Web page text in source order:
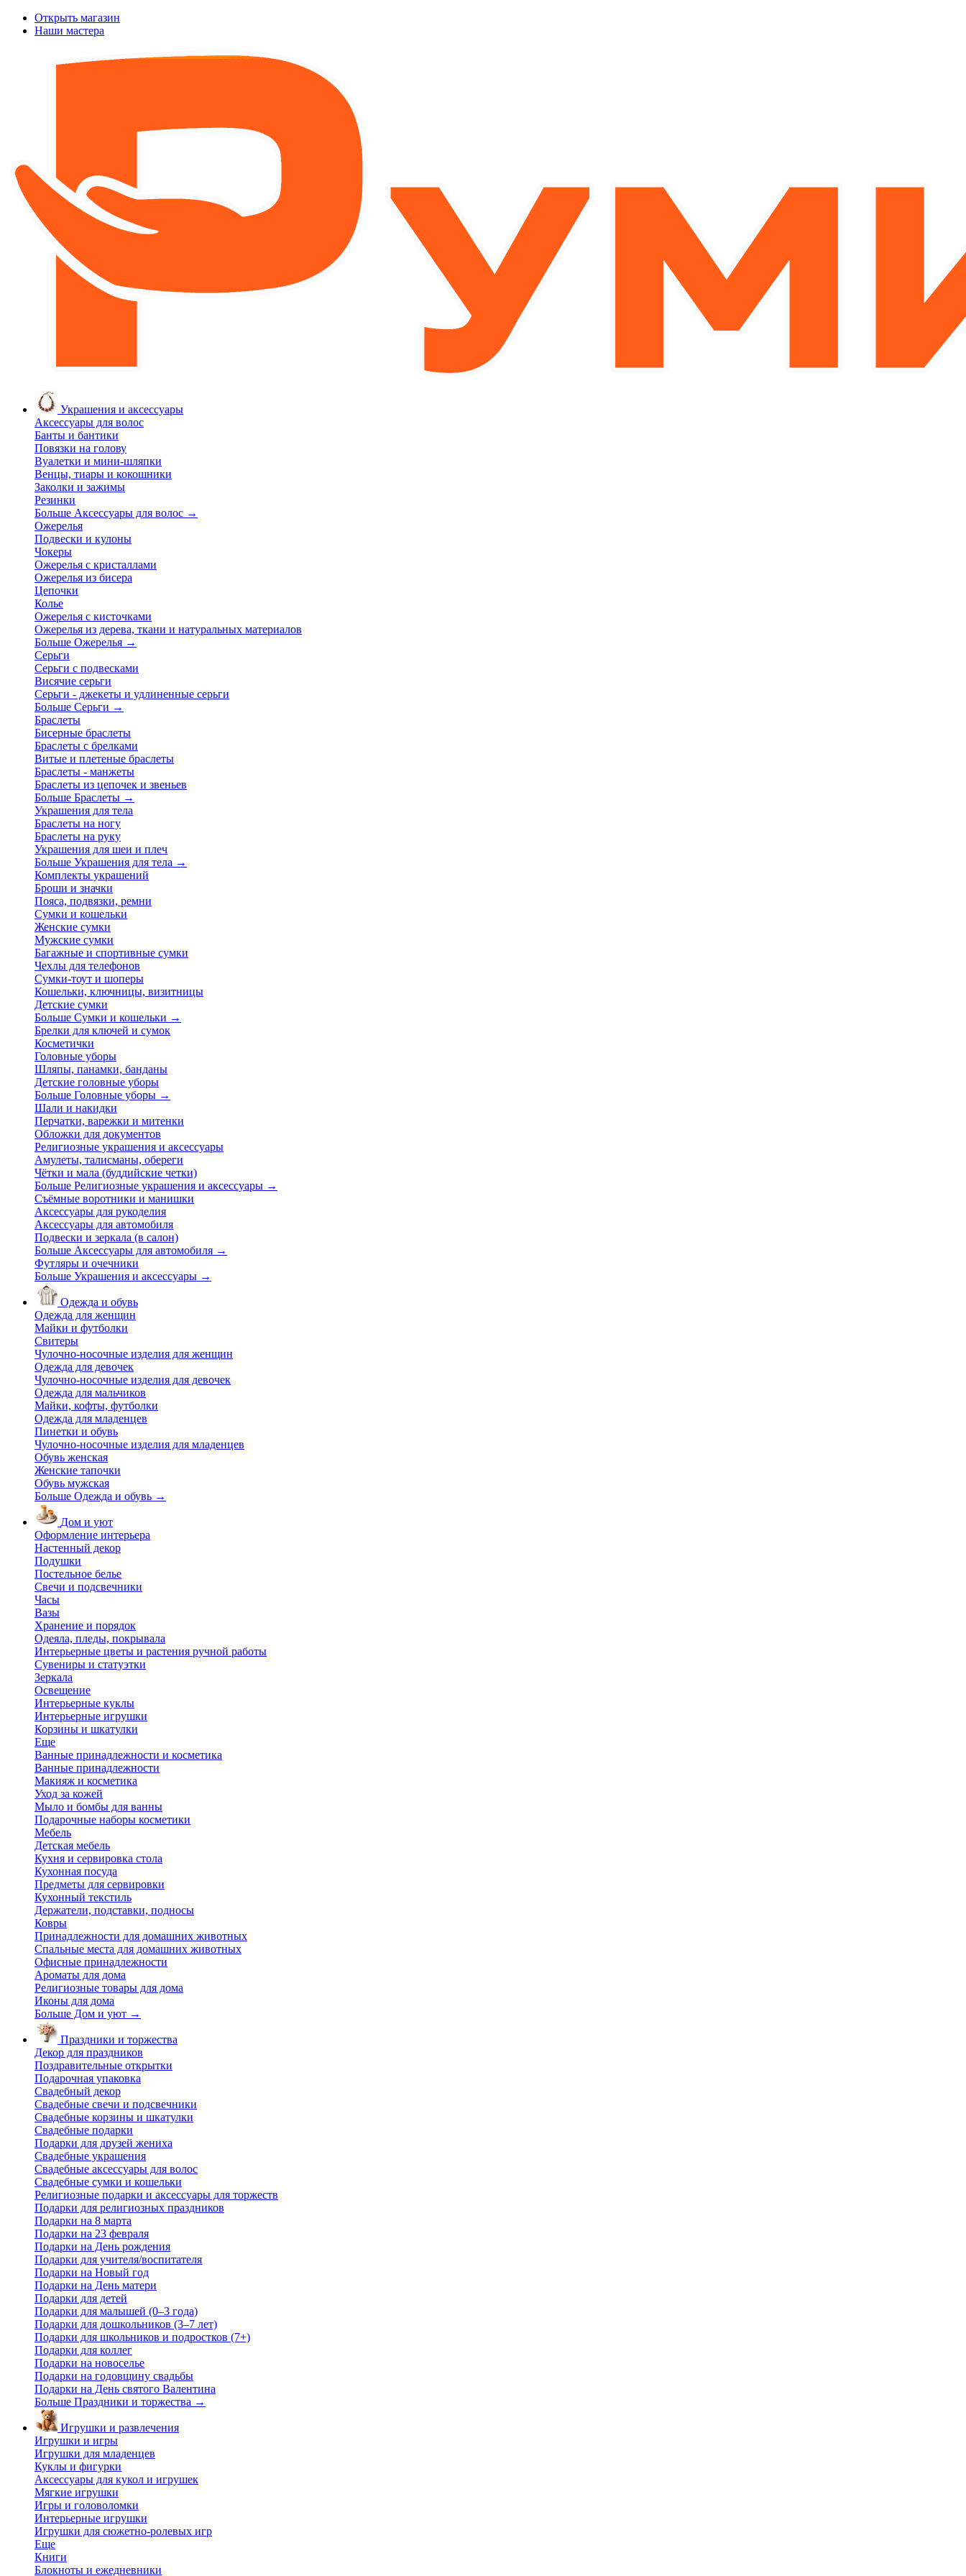
Открыть магазин
Наши мастера
Украшения и аксессуары
Аксессуары для волос
Банты и бантики
Повязки на голову
Вуалетки и мини-шляпки
Венцы, тиары и кокошники
Заколки и зажимы
Резинки
Больше Аксессуары для волос →
Ожерелья
Подвески и кулоны
Чокеры
Ожерелья с кристаллами
Ожерелья из бисера
Цепочки
Колье
Ожерелья с кисточками
Ожерелья из дерева, ткани и натуральных материалов
Больше Ожерелья →
Серьги
Серьги с подвесками
Висячие серьги
Серьги - джекеты и удлиненные серьги
Больше Серьги →
Браслеты
Бисерные браслеты
Браслеты с брелками
Витые и плетеные браслеты
Браслеты - манжеты
Браслеты из цепочек и звеньев
Больше Браслеты →
Украшения для тела
Браслеты на ногу
Браслеты на руку
Украшения для шеи и плеч
Больше Украшения для тела →
Комплекты украшений
Броши и значки
Пояса, подвязки, ремни
Сумки и кошельки
Женские сумки
Мужские сумки
Багажные и спортивные сумки
Чехлы для телефонов
Сумки-тоут и шоперы
Кошельки, ключницы, визитницы
Детские сумки
Больше Сумки и кошельки →
Брелки для ключей и сумок
Косметички
Головные уборы
Шляпы, панамки, банданы
Детские головные уборы
Больше Головные уборы →
Шали и накидки
Перчатки, варежки и митенки
Обложки для документов
Религиозные украшения и аксессуары
Амулеты, талисманы, обереги
Чётки и мала (буддийские четки)
Больше Религиозные украшения и аксессуары →
Съёмные воротники и манишки
Аксессуары для рукоделия
Аксессуары для автомобиля
Подвески и зеркала (в салон)
Больше Аксессуары для автомобиля →
Футляры и очечники
Больше Украшения и аксессуары →
Одежда и обувь
Одежда для женщин
Майки и футболки
Свитеры
Чулочно-носочные изделия для женщин
Одежда для девочек
Чулочно-носочные изделия для девочек
Одежда для мальчиков
Майки, кофты, футболки
Одежда для младенцев
Пинетки и обувь
Чулочно-носочные изделия для младенцев
Обувь женская
Женские тапочки
Обувь мужская
Больше Одежда и обувь →
Дом и уют
Оформление интерьера
Настенный декор
Подушки
Постельное белье
Свечи и подсвечники
Часы
Вазы
Хранение и порядок
Одеяла, пледы, покрывала
Интерьерные цветы и растения ручной работы
Сувениры и статуэтки
Зеркала
Освещение
Интерьерные куклы
Интерьерные игрушки
Корзины и шкатулки
Еще
Ванные принадлежности и косметика
Ванные принадлежности
Макияж и косметика
Уход за кожей
Мыло и бомбы для ванны
Подарочные наборы косметики
Мебель
Детская мебель
Кухня и сервировка стола
Кухонная посуда
Предметы для сервировки
Кухонный текстиль
Держатели, подставки, подносы
Ковры
Принадлежности для домашних животных
Спальные места для домашних животных
Офисные принадлежности
Ароматы для дома
Религиозные товары для дома
Иконы для дома
Больше Дом и уют →
Праздники и торжества
Декор для праздников
Поздравительные открытки
Подарочная упаковка
Свадебный декор
Свадебные свечи и подсвечники
Свадебные корзины и шкатулки
Свадебные подарки
Подарки для друзей жениха
Свадебные украшения
Свадебные аксессуары для волос
Свадебные сумки и кошельки
Религиозные подарки и аксессуары для торжеств
Подарки для религиозных праздников
Подарки на 8 марта
Подарки на 23 февраля
Подарки на День рождения
Подарки для учителя/воспитателя
Подарки на Новый год
Подарки на День матери
Подарки для детей
Подарки для малышей (0–3 года)
Подарки для дошкольников (3–7 лет)
Подарки для школьников и подростков (7+)
Подарки для коллег
Подарки на новоселье
Подарки на годовщину свадьбы
Подарки на День святого Валентина
Больше Праздники и торжества →
Игрушки и развлечения
Игрушки и игры
Игрушки для младенцев
Куклы и фигурки
Аксессуары для кукол и игрушек
Мягкие игрушки
Игры и головоломки
Интерьерные игрушки
Игрушки для сюжетно-ролевых игр
Еще
Книги
Блокноты и ежедневники